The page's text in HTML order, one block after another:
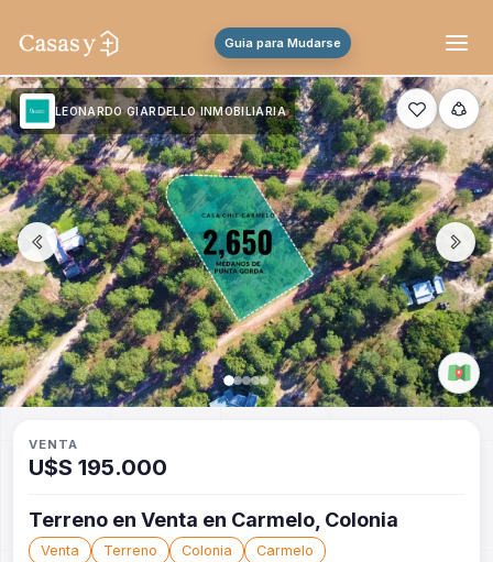
Guia para Mudarse
LEONARDO GIARDELLO INMOBILIARIA
VENTA
U$S 195.000
Terreno en Venta en Carmelo, Colonia
Venta Terreno Colonia Carmelo